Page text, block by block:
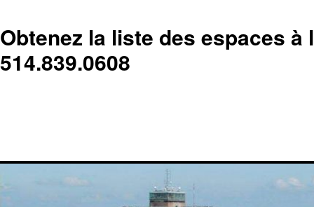
Obtenez la liste des espaces à
514.839.0608